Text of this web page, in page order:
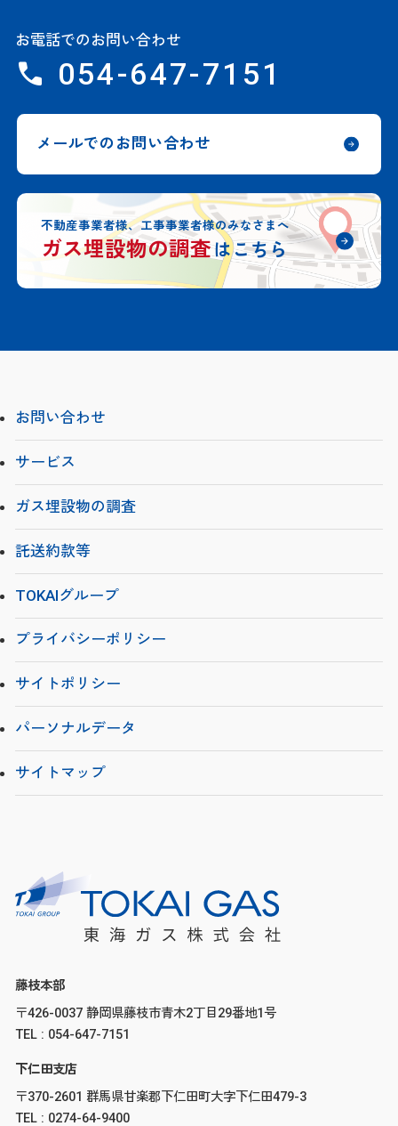
お電話でのお問い合わせ
054-647-7151
メールでのお問い合わせ
不動産事業者様、工事事業者様のみなさまへ
ガス埋設物の調査はこちら
お問い合わせ
サービス
ガス埋設物の調査
託送約款等
TOKAIグループ
プライバシーポリシー
サイトポリシー
パーソナルデータ
サイトマップ
藤枝本部
〒426-0037 静岡県藤枝市青木2丁目29番地1号
TEL : 054-647-7151
下仁田支店
〒370-2601 群馬県甘楽郡下仁田町大字下仁田479-3
TEL : 0274-64-9400